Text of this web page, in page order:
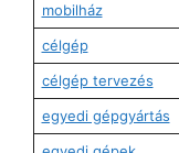
mobilház
célgép
célgép tervezés
egyedi gépgyártás